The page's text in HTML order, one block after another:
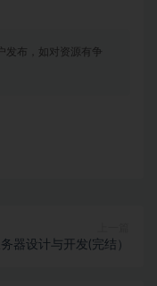
发布，如对资源有争
器设计与开发(完结）